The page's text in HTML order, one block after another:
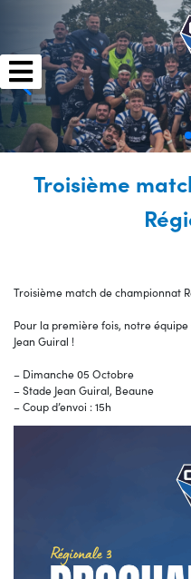
Troisième
Troisième match de championnat
Pour la première fois, notre équipe
Jean Guiral !
– Dimanche 05 Octobre
– Stade Jean Guiral, Beaune
– Coup d’envoi : 15h